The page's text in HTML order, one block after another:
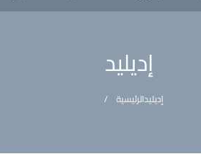
إديليد
الرئيسيةإديليد